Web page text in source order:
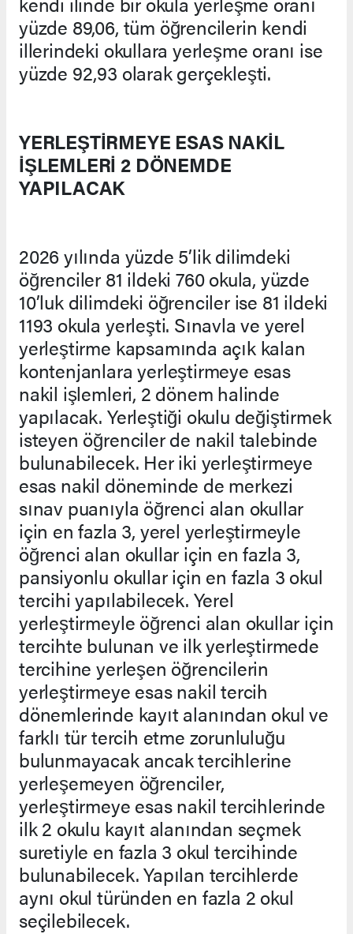
yüzde 89,06, tüm öğrencilerin kendi
illerindeki okullara yerleşme oranı ise
yüzde 92,93 olarak gerçekleşti.
YERLEŞTİRMEYE ESAS NAKİL
İŞLEMLERİ 2 DÖNEMDE
YAPILACAK
2026 yılında yüzde 5’lik dilimdeki
öğrenciler 81 ildeki 760 okula, yüzde
10’luk dilimdeki öğrenciler ise 81 ildeki
1193 okula yerleşti. Sınavla ve yerel
yerleştirme kapsamında açık kalan
kontenjanlara yerleştirmeye esas
nakil işlemleri, 2 dönem halinde
yapılacak. Yerleştiği okulu değiştirmek
isteyen öğrenciler de nakil talebinde
bulunabilecek. Her iki yerleştirmeye
esas nakil döneminde de merkezi
sınav puanıyla öğrenci alan okullar
için en fazla 3, yerel yerleştirmeyle
öğrenci alan okullar için en fazla 3,
pansiyonlu okullar için en fazla 3 okul
tercihi yapılabilecek. Yerel
yerleştirmeyle öğrenci alan okullar için
tercihte bulunan ve ilk yerleştirmede
tercihine yerleşen öğrencilerin
yerleştirmeye esas nakil tercih
dönemlerinde kayıt alanından okul ve
farklı tür tercih etme zorunluluğu
bulunmayacak ancak tercihlerine
yerleşemeyen öğrenciler,
yerleştirmeye esas nakil tercihlerinde
ilk 2 okulu kayıt alanından seçmek
suretiyle en fazla 3 okul tercihinde
bulunabilecek. Yapılan tercihlerde
aynı okul türünden en fazla 2 okul
seçilebilecek.